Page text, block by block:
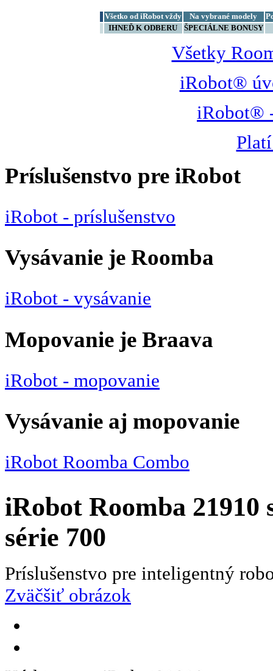
Všetko od iRobot vždy Na vybrané modely
IHNEĎ K ODBERU
ŠPECIÁLNE BONUSY
Všetky
iRobot®
iRobot®
Príslušenstvo pre iRobot
iRobot - príslušenstvo
Vysávanie je Roomba
iRobot - vysávanie
Mopovanie je Braava
iRobot - mopovanie
Vysávanie aj mopovanie
iRobot Roomba Combo
iRobot Roomba 21910
série 700
Príslušenstvo pre inteligentný
Zväčšiť obrázok